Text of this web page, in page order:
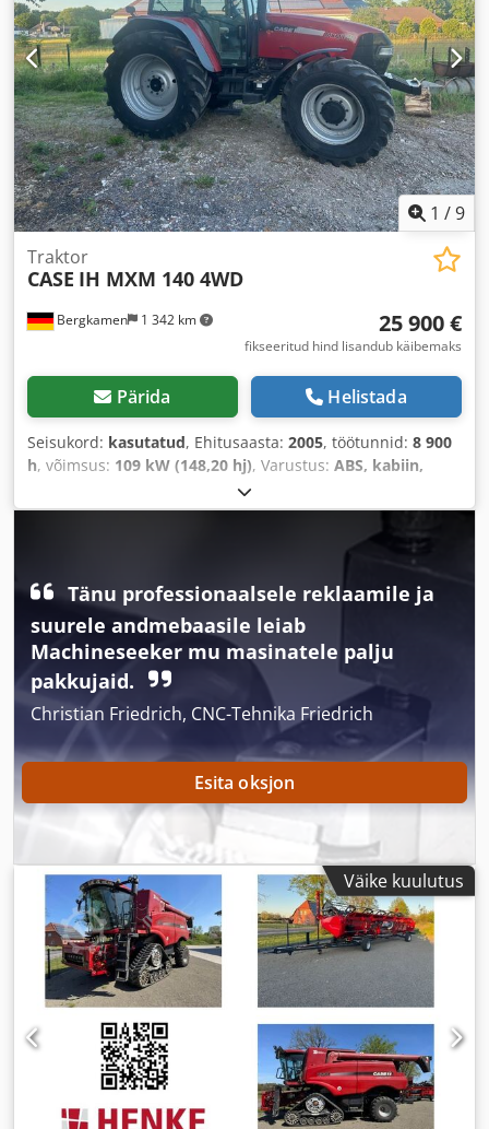
1 /9
Bergkamen 1 342 km
Traktor
CASE IH MXM 140 4WD
25 900 €
fikseeritud hind lisandub käibemaks
Pärida Helistada
Seisukord: kasutatud, Ehitusaasta: 2005, töötunnid: 8 900
h, võimsus: 109 kW (148,20 hj), Varustus: ABS, kabiin,
Tänu professionaalsele reklaamile ja
suurele andmebaasile leiab
Machineseeker mu masinatele palju
pakkujaid.
Christian Friedrich, CNC-Tehnika Friedrich
Esita oksjon
Väike kuulutus